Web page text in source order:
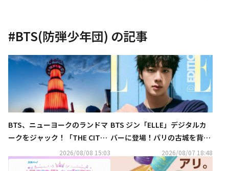
#BTS(防弾少年団) の記事
BTS、ニューヨークのランドマ
ークをジャック！「THE CIT
Y」プロジェクトが大盛況
2026/08/08 15:03
BTS ジン「ELLE」デジタルカ
バーに登場！パリの古城を背景
に優雅な魅力アピール（動画あ
2026/08/07 18:48